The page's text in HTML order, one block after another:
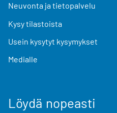
Neuvonta ja tietopalvelu
Kysy tilastoista
Usein kysytyt kysymykset
Medialle
Löydä nopeasti